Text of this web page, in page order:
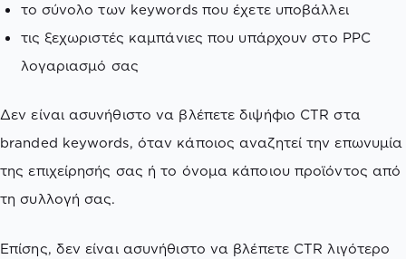
το σύνολο των keywords που έχετε υποβάλλει
τις ξεχωριστές καμπάνιες που υπάρχουν στο PPC
λογαριασμό σας
Δεν είναι ασυνήθιστο να βλέπετε διψήφιο CTR στα
branded keywords, όταν κάποιος αναζητεί την επωνυμία
της επιχείρησής σας ή το όνομα κάποιου προϊόντος από
τη συλλογή σας.
Επίσης, δεν είναι ασυνήθιστο να βλέπετε CTR λιγότερο